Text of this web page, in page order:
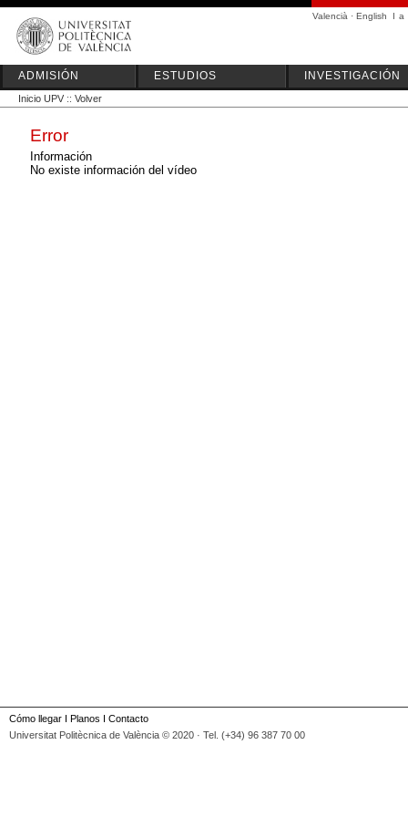
Valencià · English I a
ADMISIÓN ESTUDIOS INVESTIGACIÓN
Inicio UPV :: Volver
Error
Información
No existe información del vídeo
Cómo llegar I Planos I Contacto
Universitat Politècnica de València © 2020 · Tel. (+34) 96 387 70 00